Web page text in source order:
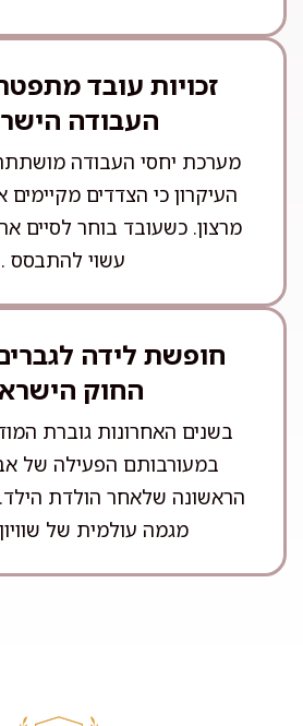
זכויות עובד
העבודה
מערכת יחסי העבודה
העיקרון כי הצדדים
מרצון. כשעובד בוחר לסיים
עשוי להתבסס
חופשת לידה
החוק
בשנים האחרונות גוברת
במעורבותם הפעילה של
הראשונה שלאחר הולדת
מגמה עולמית של